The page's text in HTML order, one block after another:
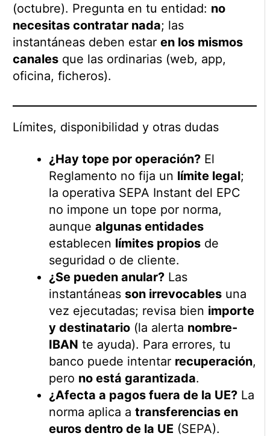
(octubre). Pregunta en tu entidad: no
necesitas contratar nada; las
instantáneas deben estar en los mismos
canalesque las ordinarias (web, app,
oficina, ficheros).
Límites, disponibilidad y otras dudas
¿Hay tope por operación?El
Reglamento no fija un límite legal;
la operativa SEPA Instant del EPC
no impone un tope por norma,
aunque algunas entidades
establecen límites propiosde
seguridad o de cliente.
¿Se pueden anular?Las
instantáneas son irrevocablesuna
vez ejecutadas; revisa bien importe
y destinatario(la alerta nombre-
IBAN te ayuda). Para errores, tu
banco puede intentar recuperación,
pero no está garantizada.
¿Afecta a pagos fuera de la UE?La
norma aplica a transferencias en
euros dentro de la UE (SEPA).